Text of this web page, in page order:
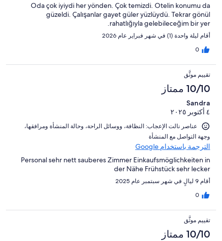
Oda çok iyiydi her yönden. Çok temizdi. Otelin konumu da
güzeldi. Çalışanlar gayet güler yüzlüydü. Tekrar gönül
rahatlığıyla gelebileceğim bir yer.
أقام ليلة واحدة (1) في شهر فبراير عام 2026
0
تقييم موثَّق
10/10 ممتاز
Sandra
٤ أكتوبر ٢٠٢٥
عناصر نالت الإعجاب: ⁦النظافة⁩، و⁦وسائل الراحة⁩، و⁦حالة المنشأة ومرافقها⁩،
و⁦جهة التواصل مع المنشأة⁩
الترجمة باستخدام Google
Personal sehr nett sauberes Zimmer Einkaufsmöglichkeiten in
der Nähe Frühstück sehr lecker
أقام 9 ليالٍ في شهر سبتمبر عام 2025
0
تقييم موثَّق
10/10 ممتاز